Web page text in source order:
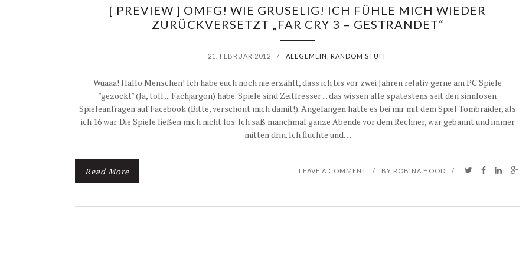
[ PREVIEW ] OMFG! WIE GRUSELIG! ICH FÜHLE MICH WIEDER
ZURÜCKVERSETZT „FAR CRY 3 – GESTRANDET“
21. FEBRUAR 2012 / ALLGEMEIN RANDOM STUFF
Wuaaa! Hallo Menschen! Ich habe euch noch nie erzählt, dass ich bis vor zwei Jahren relativ gerne am PC Spiele
"gezockt" (Ja, toll ... Fachjargon) habe. Spiele sind Zeitfresser ... das wissen alle spätestens seit den sinnlosen
Spieleanfragen auf Facebook (Bitte, verschont mich damit!). Angefangen hatte es bei mir mit dem Spiel Tombraider, als
ich 16 war. Die Spiele ließen mich nicht los. Ich saß manchmal ganze Abende vor dem Rechner, war gebannt und immer
mitten drin. Ich fluchte und…
Read More LEAVE A COMMENT / BY ROBINA HOOD /